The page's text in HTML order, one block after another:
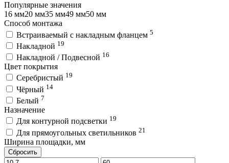
Популярные значения
16 мм20 мм35 мм49 мм50 мм
Способ монтажа
Встраиваемый с накладным фланцем 5
Накладной 19
Накладной / Подвесной 16
Цвет покрытия
Серебристый 19
Чёрный 14
Белый 7
Назначение
Для контурной подсветки 19
Для прямоугольных светильников 21
Ширина площадки, мм
Сбросить